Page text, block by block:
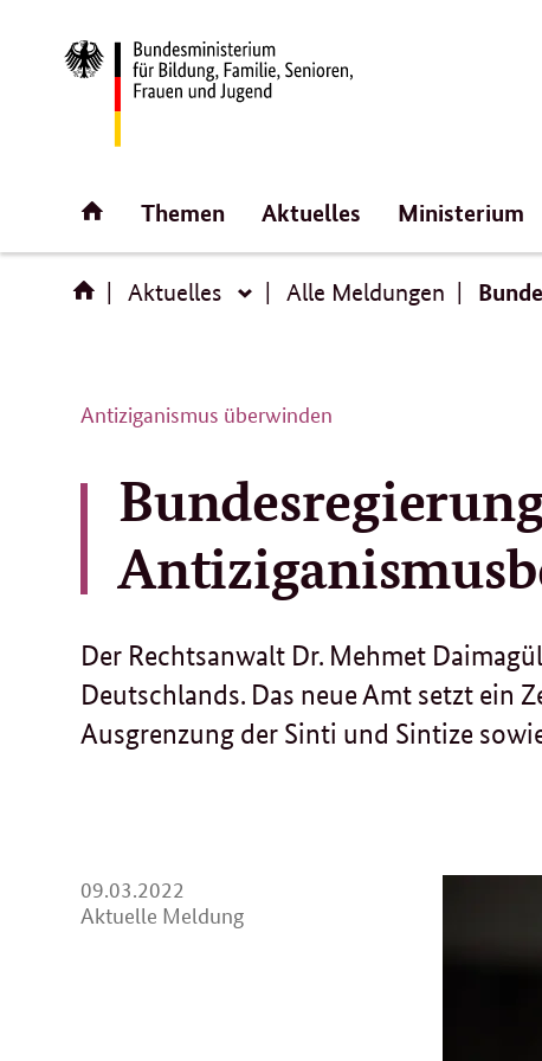
Direktlink:
Startseite
Themen Aktuelles Ministerium
Aktuelles Aktuelles
Alle Meldungen
Antiziganismus überwinden
09.03.2022
03.
Aktuelle Meldung
Der Rechtsanwalt Dr. Mehmet
Deutschlands. Das neue Amt setzt ein
Ausgrenzung der Sinti und Sintize